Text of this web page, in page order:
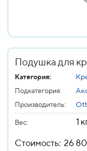
Подушка для
Категория:
Подкатегория:
Производитель:
Вес: 1
Стоимость: 26